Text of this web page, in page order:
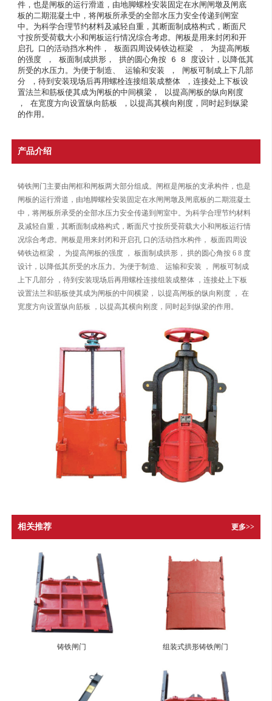
件，也是闸板的运行滑道，由地脚螺栓安装固定在水闸闸墩及闸底
板的二期混凝土中，将闸板所承受的全部水压力安全传递到闸室
中。为科学合理节约材料及减轻自重，其断面制成格构式，断面尺
寸按所受荷载大小和闸板运行情况综合考虑。闸板是用来封闭和开
启孔 口的活动挡水构件， 板面四周设铸铁边框梁 ， 为提高闸板
的强度 ， 板面制成拱形， 拱的圆心角按 6 8 度设计，以降低其
所受的水压力。为便于制造、 运输和安装 ， 闸板可制成上下几部
分 ，待到安装现场后再用螺栓连接组装成整体 ，连接处上下板设
置法兰和筋板使其成为闸板的中间横梁， 以提高闸板的纵向刚度
， 在宽度方向设置纵向筋板 ，以提高其横向刚度，同时起到纵梁
的作用。
产品介绍
铸铁闸门主要由闸框和闸板两大部分组成。闸框是闸板的支承构件，也是
闸板的运行滑道，由地脚螺栓安装固定在水闸闸墩及闸底板的二期混凝土
中，将闸板所承受的全部水压力安全传递到闸室中。为科学合理节约材料
及减轻自重，其断面制成格构式，断面尺寸按所受荷载大小和闸板运行情
况综合考虑。闸板是用来封闭和开启孔 口的活动挡水构件， 板面四周设
铸铁边框梁 ， 为提高闸板的强度 ， 板面制成拱形， 拱的圆心角按 6 8 度
设计，以降低其所受的水压力。为便于制造、 运输和安装 ， 闸板可制成
上下几部分 ，待到安装现场后再用螺栓连接组装成整体 ，连接处上下板
设置法兰和筋板使其成为闸板的中间横梁， 以提高闸板的纵向刚度 ， 在
宽度方向设置纵向筋板 ，以提高其横向刚度，同时起到纵梁的作用。
相关推荐 更多>>
铸铁闸门 组装式拱形铸铁闸门